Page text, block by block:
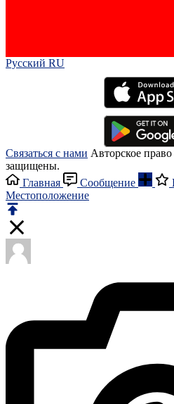
Русский RU‎
Связаться с нами Авторское
защищены.
Главная
Сообщение
Местоположение